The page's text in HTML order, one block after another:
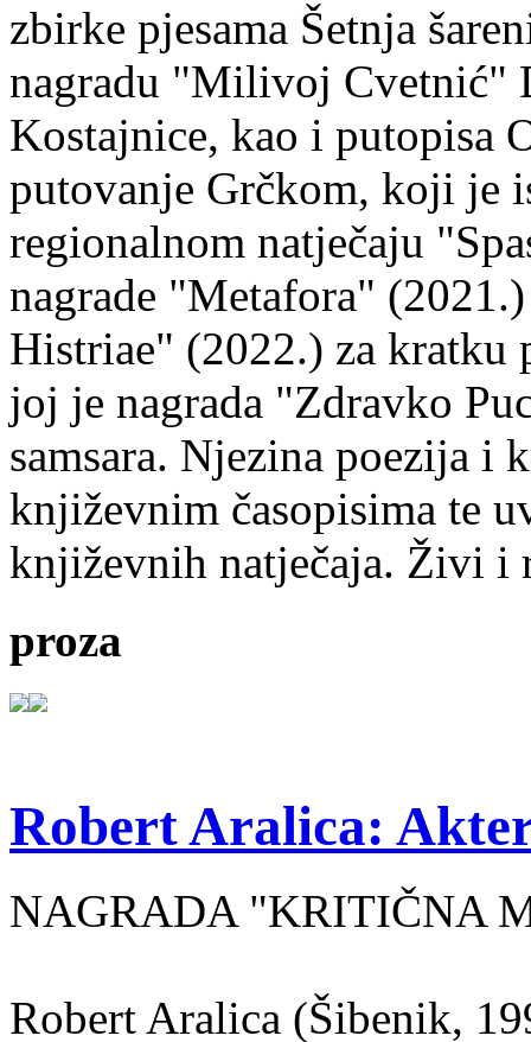
zbirke pjesama Šetnja
nagradu "Milivoj Cvetnić"
Kostajnice, kao i putopisa
putovanje Grčkom, koji je
regionalnom natječaju
nagrade "Metafora"
Histriae" (2022.) za kratku
joj je nagrada "Zdravko
samsara. Njezina poezija i
književnim časopisima te
književnih natječaja. Živi i
proza
Robert Aralica:
NAGRADA "KRITIČNA
Robert Aralica (Šibenik,